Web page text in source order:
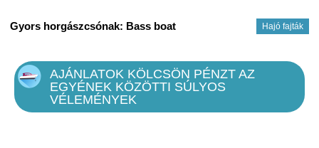
Hajó fajták
Gyors horgászcsónak: Bass boat
AJÁNLATOK KÖLCSÖN PÉNZT AZ
EGYÉNEK KÖZÖTTI SÚLYOS
VÉLEMÉNYEK